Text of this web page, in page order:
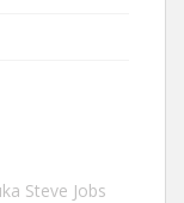
Steve Jobs